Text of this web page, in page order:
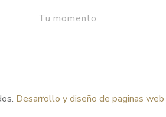
Tu momento
Desarrollo y diseño de paginas web